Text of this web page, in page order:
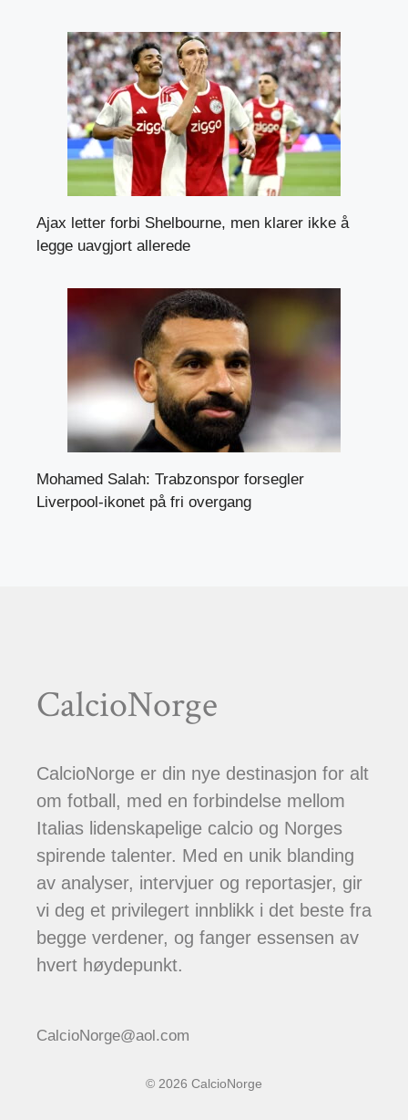
Ajax letter forbi Shelbourne, men klarer ikke å
legge uavgjort allerede
Mohamed Salah: Trabzonspor forsegler
Liverpool-ikonet på fri overgang
CalcioNorge
CalcioNorge er din nye destinasjon for alt
om fotball, med en forbindelse mellom
Italias lidenskapelige calcio og Norges
spirende talenter. Med en unik blanding
av analyser, intervjuer og reportasjer, gir
vi deg et privilegert innblikk i det beste fra
begge verdener, og fanger essensen av
hvert høydepunkt.
CalcioNorge@aol.com
© 2026 CalcioNorge